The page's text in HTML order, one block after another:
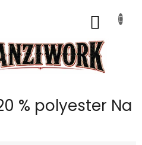
% polyester Na